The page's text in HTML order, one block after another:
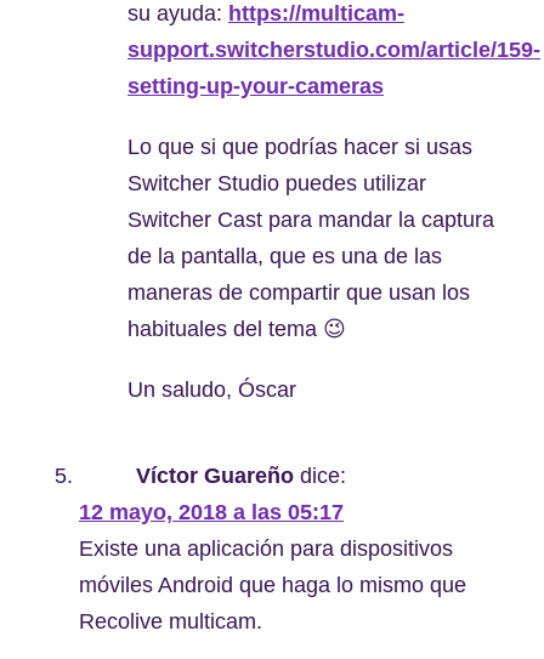
su ayuda: https://multicam-
support.switcherstudio.com/article/159-
setting-up-your-cameras
Lo que si que podrías hacer si usas
Switcher Studio puedes utilizar
Switcher Cast para mandar la captura
de la pantalla, que es una de las
maneras de compartir que usan los
habituales del tema 😉
Un saludo, Óscar
Víctor Guareño dice:
12 mayo, 2018 a las 05:17
Existe una aplicación para dispositivos
móviles Android que haga lo mismo que
Recolive multicam.